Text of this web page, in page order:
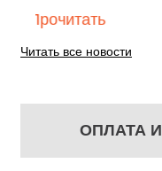
Читать все новости
ОПЛАТА